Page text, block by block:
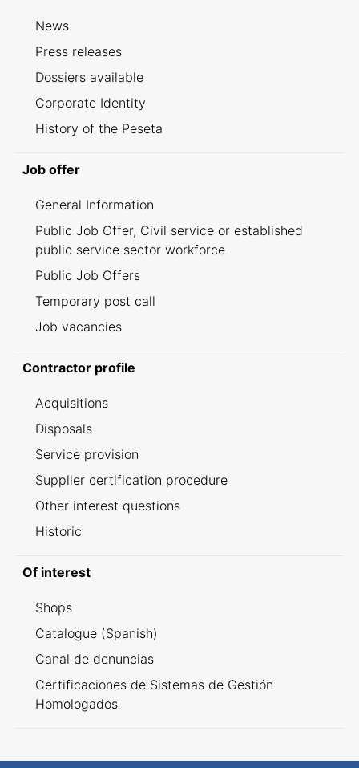
News
Press releases
Dossiers available
Corporate Identity
History of the Peseta
Job offer
General Information
Public Job Offer, Civil service or established
public service sector workforce
Public Job Offers
Temporary post call
Job vacancies
Contractor profile
Acquisitions
Disposals
Service provision
Supplier certification procedure
Other interest questions
Historic
Of interest
Shops
Catalogue (Spanish)
Canal de denuncias
Certificaciones de Sistemas de Gestión
Homologados